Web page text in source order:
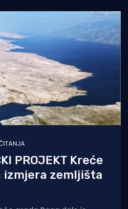
PROJEKT Kreće
zemljišta